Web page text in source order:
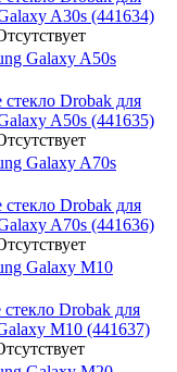
A30s (441634)
Galaxy A50s
Drobak для
A50s (441635)
Galaxy A70s
Drobak для
A70s (441636)
Galaxy M10
Drobak для
M10 (441637)